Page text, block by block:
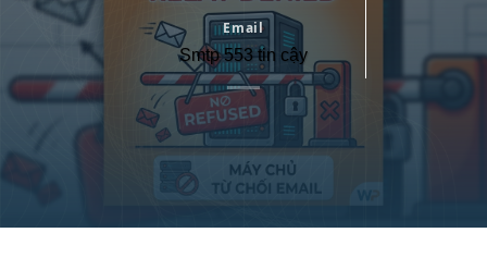
Email
Smtp 553 tin cậy